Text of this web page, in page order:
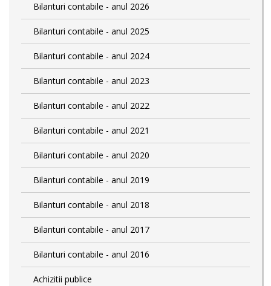
Bilanturi contabile - anul 2026
Bilanturi contabile - anul 2025
Bilanturi contabile - anul 2024
Bilanturi contabile - anul 2023
Bilanturi contabile - anul 2022
Bilanturi contabile - anul 2021
Bilanturi contabile - anul 2020
Bilanturi contabile - anul 2019
Bilanturi contabile - anul 2018
Bilanturi contabile - anul 2017
Bilanturi contabile - anul 2016
Achizitii publice